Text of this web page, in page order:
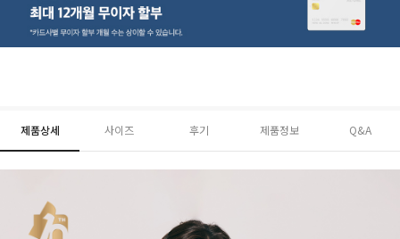
제품상세 사이즈 후기 제품정보 Q&A